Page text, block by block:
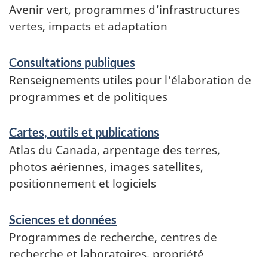
Avenir vert, programmes d'infrastructures
vertes, impacts et adaptation
Consultations publiques
Renseignements utiles pour l'élaboration de
programmes et de politiques
Cartes, outils et publications
Atlas du Canada, arpentage des terres,
photos aériennes, images satellites,
positionnement et logiciels
Sciences et données
Programmes de recherche, centres de
recherche et laboratoires, propriété